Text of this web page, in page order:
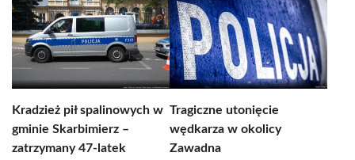
Kradzież pił spalinowych w
gminie Skarbimierz –
zatrzymany 47-latek
Tragiczne utonięcie
wędkarza w okolicy
Zawadna